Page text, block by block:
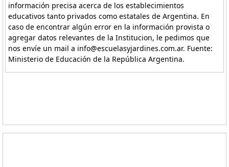
información precisa acerca de los establecimientos
educativos tanto privados como estatales de Argentina. En
caso de encontrar algún error en la información provista o
agregar datos relevantes de la Institucion, le pedimos que
nos envíe un mail a info@escuelasyjardines.com.ar. Fuente:
Ministerio de Educación de la República Argentina.